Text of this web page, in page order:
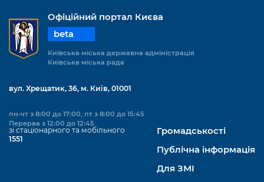
Офіційний портал Києва
beta
Київська міська державна адміністрація
Київська міська рада
вул. Хрещатик, 36, м. Київ, 01001
пн-чт з 8:00 до 17:00, пт з 8:00 до 15:45
Перерва з 12:00 до 12:45
зі стаціонарного та мобільного
1551
Громадськості
Публічна інформація
Для ЗМІ